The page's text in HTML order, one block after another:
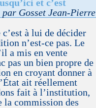
et c’est
Gosset Jean-Pierre
à lui de décider
n’est-ce pas. Le
a mis en vente
pas un bien propre de
en croyant donner à
ait réellement
fait à l’institution,
la commission des